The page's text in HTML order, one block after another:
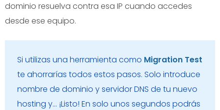
dominio resuelva contra esa IP cuando accedes
desde ese equipo.
Si utilizas una herramienta como Migration Test
te ahorrarías todos estos pasos. Solo introduce
nombre de dominio y servidor DNS de tu nuevo
hosting y… ¡Listo! En solo unos segundos podrás